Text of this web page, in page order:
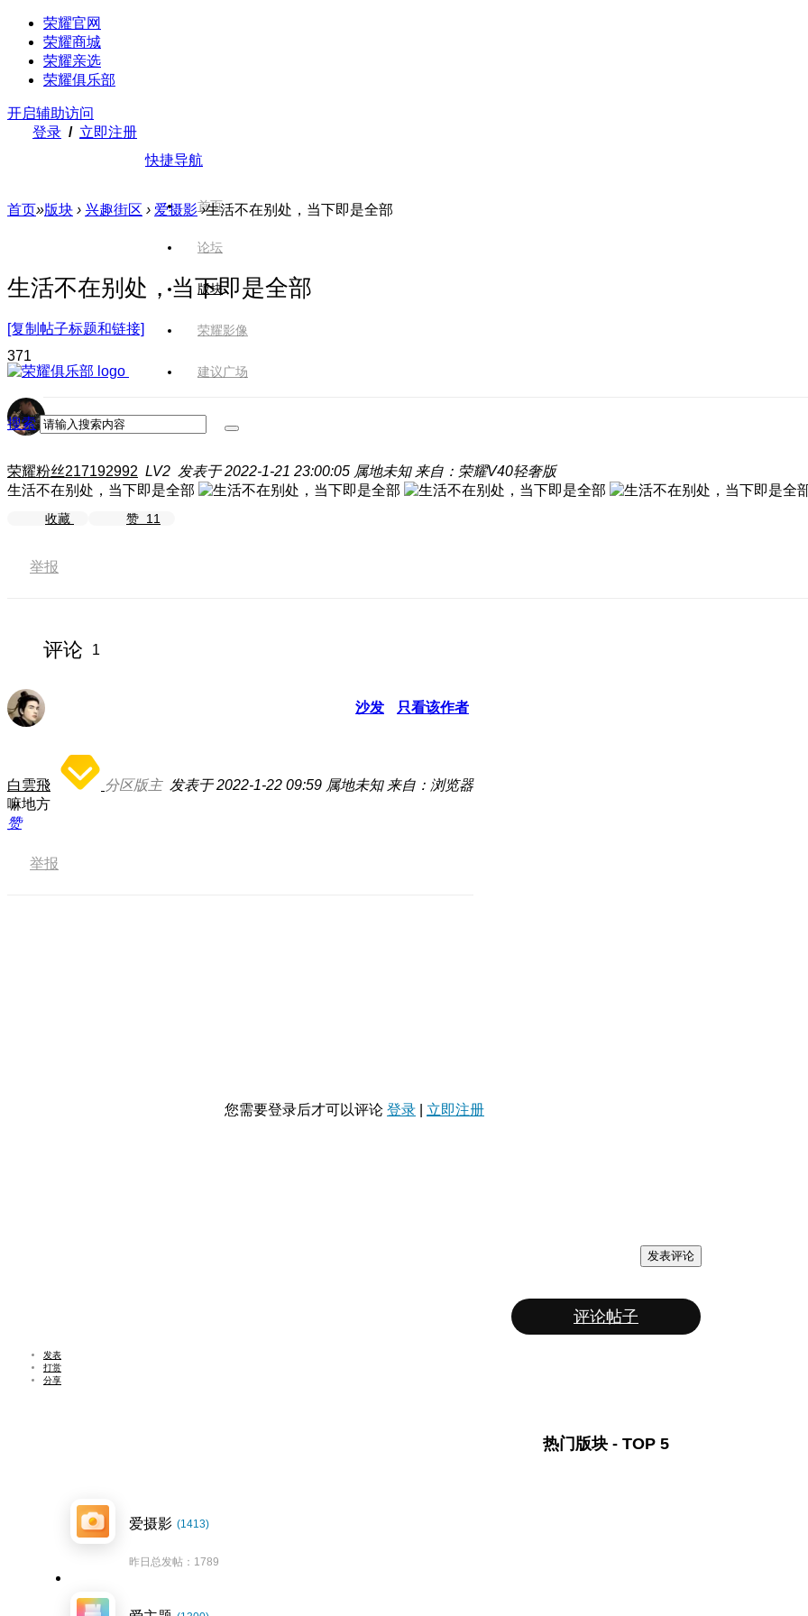
荣耀官网
荣耀商城
荣耀亲选
荣耀俱乐部
开启辅助访问
登录 / 立即注册
快捷导航
首页
论坛
版块
荣耀影像
建议广场
搜索
首页»版块 › 兴趣街区 › 爱摄影 ›生活不在别处，当下即是全部
生活不在别处，当下即是全部
[复制帖子标题和链接]
371
荣耀粉丝217192992 LV2 发表于 2022-1-21 23:00:05 属地未知 来自：荣耀V40轻奢版
生活不在别处，当下即是全部
收藏 赞 11
举报
评论 1
沙发 只看该作者
白雲飛 分区版主 发表于 2022-1-22 09:59 属地未知 来自：浏览器
嘛地方
赞
举报
您需要登录后才可以评论 登录 立即注册
发表评论
评论帖子
发表
打赏
分享
热门版块 - TOP 5
爱摄影 (1413)
昨日总发帖：1789